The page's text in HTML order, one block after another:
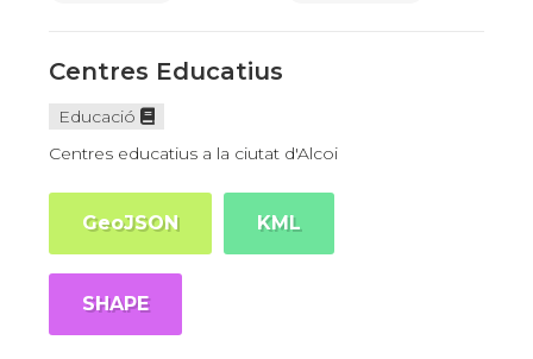
Centres Educatius
Educació
Centres educatius a la ciutat d'Alcoi
GeoJSON KML
SHAPE